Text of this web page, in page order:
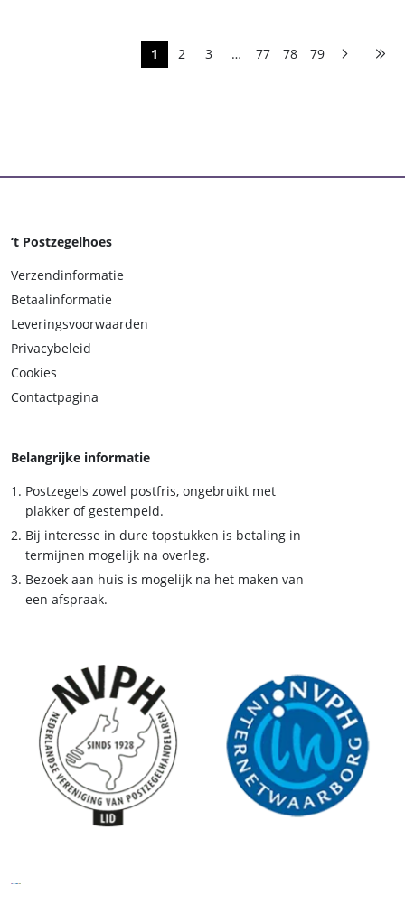
1 2 3 … 77 78 79
‘t Postzegelhoes
Verzendinformatie
Betaalinformatie
Leveringsvoorwaarden
Privacybeleid
Cookies
Contactpagina
Belangrijke informatie
Postzegels zowel postfris, ongebruikt met
plakker of gestempeld.
Bij interesse in dure topstukken is betaling in
termijnen mogelijk na overleg.
Bezoek aan huis is mogelijk na het maken van
een afspraak.